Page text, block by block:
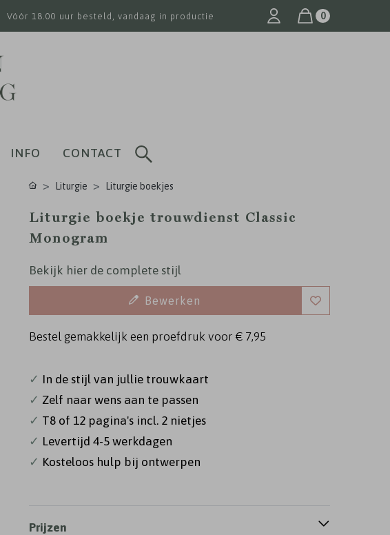
Vóór 18.00 uur besteld, vandaag in productie 0
INFO CONTACT
Gastenboek
Liturgie Liturgie boekjes
Liturgie boekje trouwdienst Classic
Monogram
Bekijk hier de complete stijl
Bewerken
Bestel gemakkelijk een proefdruk voor € 7,95
✓ In de stijl van jullie trouwkaart
✓ Zelf naar wens aan te passen
✓ T8 of 12 pagina's incl. 2 nietjes
✓ Levertijd 4-5 werkdagen
✓ Kosteloos hulp bij ontwerpen
Prijzen